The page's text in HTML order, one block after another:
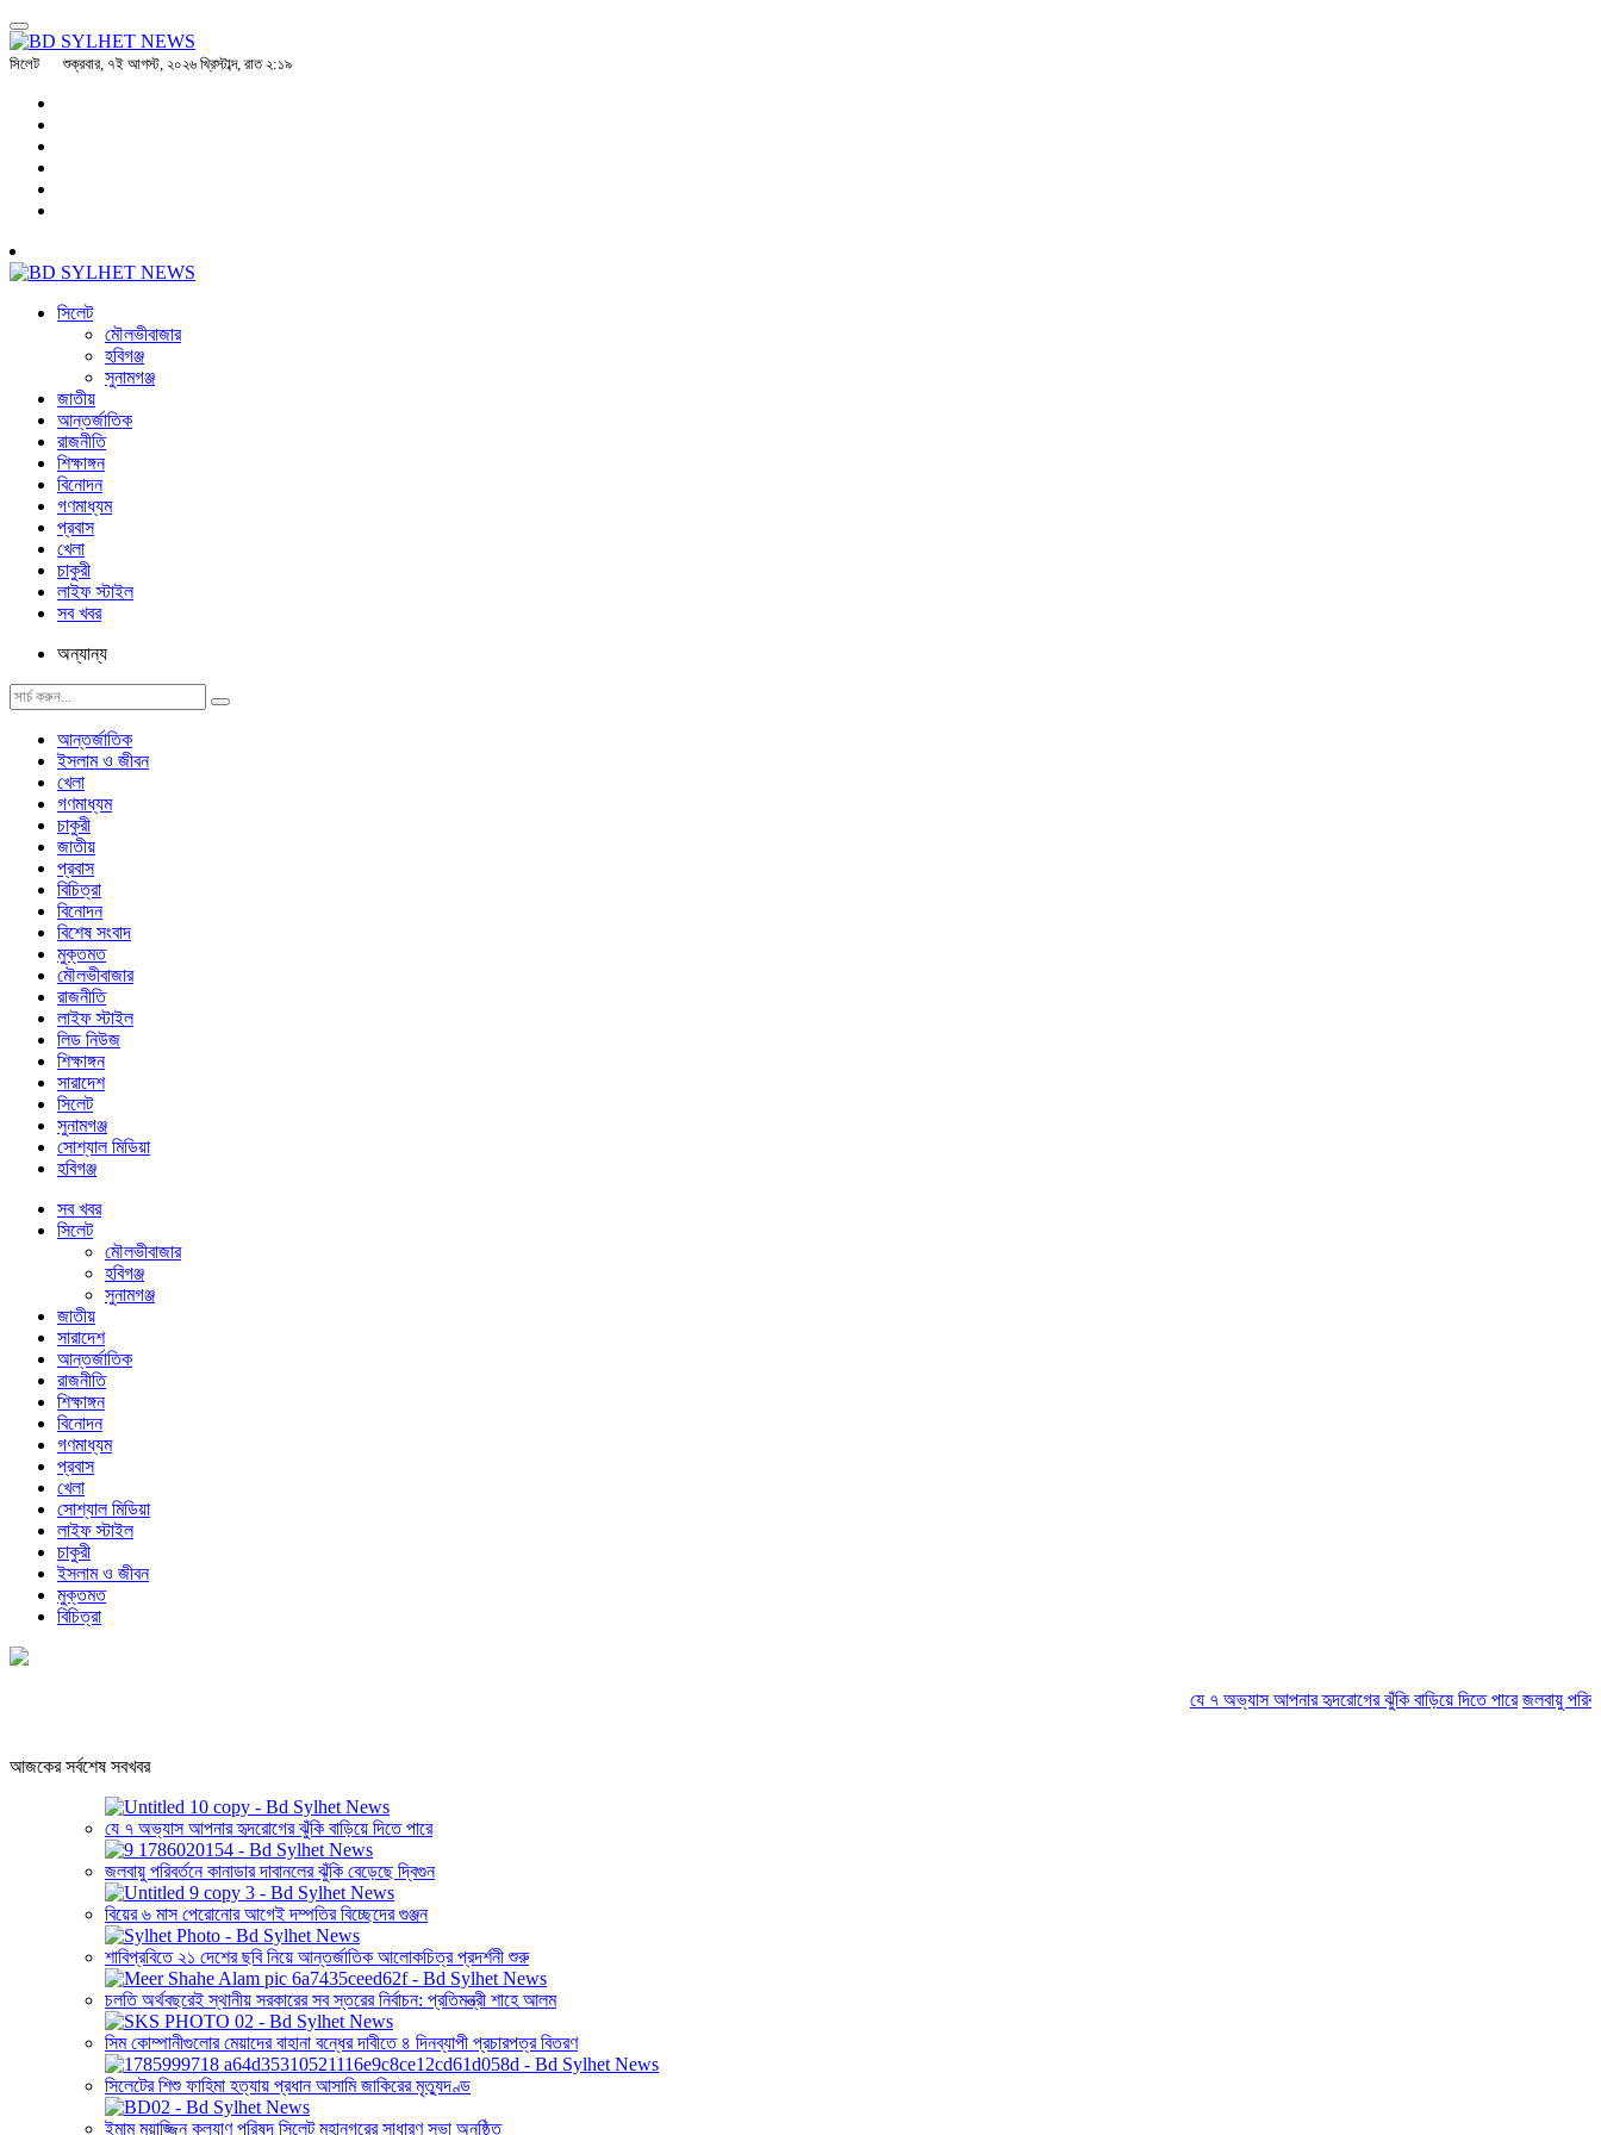
সিলেট শুক্রবার, ৭ই আগস্ট, ২০২৬ খ্রিস্টাব্দ, রাত ২:১৯
সিলেট
মৌলভীবাজার
হবিগঞ্জ
সুনামগঞ্জ
জাতীয়
আন্তর্জাতিক
রাজনীতি
শিক্ষাঙ্গন
বিনোদন
গণমাধ্যম
প্রবাস
খেলা
চাকুরী
লাইফ স্টাইল
সব খবর
অন্যান্য
আন্তর্জাতিক
ইসলাম ও জীবন
খেলা
গণমাধ্যম
চাকুরী
জাতীয়
প্রবাস
বিচিত্রা
বিনোদন
বিশেষ সংবাদ
মুক্তমত
মৌলভীবাজার
রাজনীতি
লাইফ স্টাইল
লিড নিউজ
শিক্ষাঙ্গন
সারাদেশ
সিলেট
সুনামগঞ্জ
সোশ্যাল মিডিয়া
হবিগঞ্জ
সব খবর
সিলেট
মৌলভীবাজার
হবিগঞ্জ
সুনামগঞ্জ
জাতীয়
সারাদেশ
আন্তর্জাতিক
রাজনীতি
শিক্ষাঙ্গন
বিনোদন
গণমাধ্যম
প্রবাস
খেলা
সোশ্যাল মিডিয়া
লাইফ স্টাইল
চাকুরী
ইসলাম ও জীবন
মুক্তমত
বিচিত্রা
যে ৭ অভ্যাস আপনার হৃদরোগের ঝুঁকি বাড়িয়ে দিতে পারে জলবায়ু পরিবর্তনে
আজকের সর্বশেষ সবখবর
যে ৭ অভ্যাস আপনার হৃদরোগের ঝুঁকি বাড়িয়ে দিতে পারে
জলবায়ু পরিবর্তনে কানাডার দাবানলের ঝুঁকি বেড়েছে দ্বিগুন
বিয়ের ৬ মাস পেরোনোর আগেই দম্পতির বিচ্ছেদের গুঞ্জন
শাবিপ্রবিতে ২১ দেশের ছবি নিয়ে আন্তর্জাতিক আলোকচিত্র প্রদর্শনী শুরু
চলতি অর্থবছরেই স্থানীয় সরকারের সব স্তরের নির্বাচন: প্রতিমন্ত্রী শাহে আলম
সিম কোম্পানীগুলোর মেয়াদের বাহানা বন্ধের দাবীতে ৪ দিনব্যাপী প্রচারপত্র বিতরণ
সিলেটের শিশু ফাহিমা হত্যায় প্রধান আসামি জাকিরের মৃত্যুদণ্ড
ইমাম মুয়াজ্জিন কল্যাণ পরিষদ সিলেট মহানগরের সাধারণ সভা অনুষ্ঠিত